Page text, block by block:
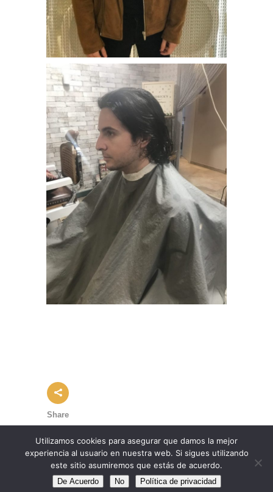
Share
© Copyright Duo Peluqueros |Política de Cookies
Política de Privacidad|Aviso legal
Utilizamos cookies para asegurar que damos la mejor
experiencia al usuario en nuestra web. Si sigues utilizando
este sitio asumiremos que estás de acuerdo.
De Acuerdo No Política de privacidad